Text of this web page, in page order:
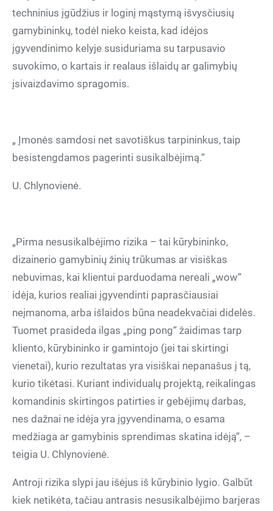
techninius įgūdžius ir loginį mąstymą išvysčiusių
gamybininkų, todėl nieko keista, kad idėjos
įgyvendinimo kelyje susiduriama su tarpusavio
suvokimo, o kartais ir realaus išlaidų ar galimybių
įsivaizdavimo spragomis.
„ Įmonės samdosi net savotiškus tarpininkus, taip
besistengdamos pagerinti susikalbėjimą.“
U. Chlynovienė.
„Pirma nesusikalbėjimo rizika – tai kūrybininko,
dizainerio gamybinių žinių trūkumas ar visiškas
nebuvimas, kai klientui parduodama nereali „wow“
idėja, kurios realiai įgyvendinti paprasčiausiai
neįmanoma, arba išlaidos būna neadekvačiai didelės.
Tuomet prasideda ilgas „ping pong“ žaidimas tarp
kliento, kūrybininko ir gamintojo (jei tai skirtingi
vienetai), kurio rezultatas yra visiškai nepanašus į tą,
kurio tikėtasi. Kuriant individualų projektą, reikalingas
komandinis skirtingos patirties ir gebėjimų darbas,
nes dažnai ne idėja yra įgyvendinama, o esama
medžiaga ar gamybinis sprendimas skatina idėją“, –
teigia U. Chlynovienė.
Antroji rizika slypi jau išėjus iš kūrybinio lygio. Galbūt
kiek netikėta, tačiau antrasis nesusikalbėjimo barjeras